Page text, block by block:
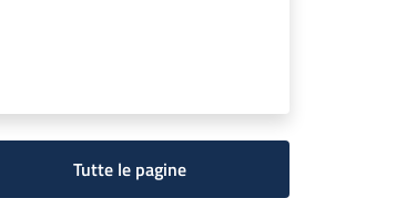
Tutte le pagine